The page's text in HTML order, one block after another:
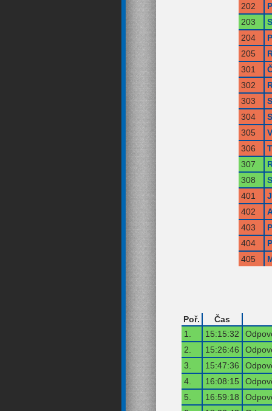
202
203
204
205
301
302
303
304
305
306
307
308
401
402
403
404
405
Poř.
Čas
1.
15:15:32
2.
15:26:46
3.
15:47:36
4.
16:08:15
5.
16:59:18